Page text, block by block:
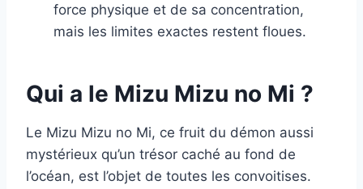
force physique et de sa concentration,
mais les limites exactes restent floues.
Qui a le Mizu Mizu no Mi ?
Le Mizu Mizu no Mi, ce fruit du démon aussi
mystérieux qu’un trésor caché au fond de
l’océan, est l’objet de toutes les convoitises.